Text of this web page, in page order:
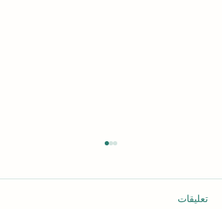
تعليقات